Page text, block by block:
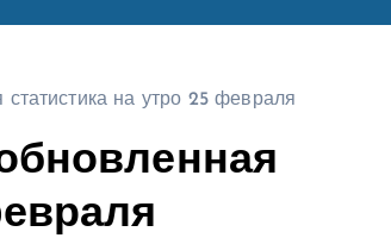
на утро 25 февраля